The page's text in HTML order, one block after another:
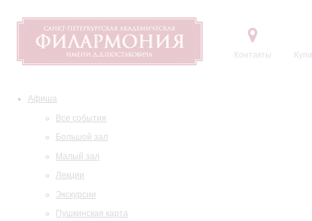
Контакты
Афиша
Все события
Большой зал
Малый зал
Лекции
Экскурсии
Пушкинская карта